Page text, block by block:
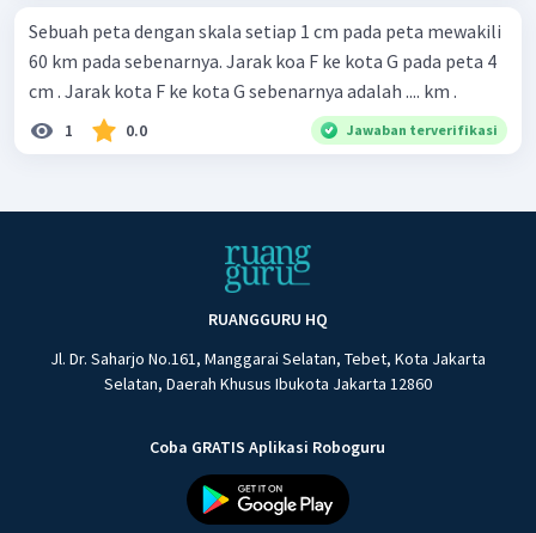
Sebuah peta dengan skala setiap 1 cm pada peta mewakili
60 km pada sebenarnya. Jarak koa F ke kota G pada peta 4
cm . Jarak kota F ke kota G sebenarnya adalah .... km .
1 0.0 Jawaban terverifikasi
RUANGGURU HQ
Jl. Dr. Saharjo No.161, Manggarai Selatan, Tebet, Kota Jakarta
Selatan, Daerah Khusus Ibukota Jakarta 12860
Coba GRATIS Aplikasi Roboguru